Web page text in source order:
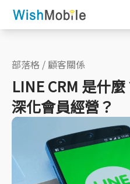
部落格 / 顧客關係
LINE CRM 是什
深化會員經營？